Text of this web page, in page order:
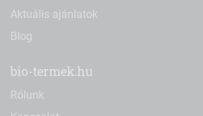
Aktuális ajánlatok
Blog
bio-termek.hu
Rólunk